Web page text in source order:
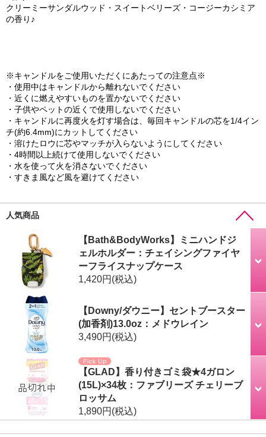
クリーミーサンダルウッド・スイートベリーズ・コージーカシミア
の香り♪
※キャンドルをご使用いただくにあたっての注意点※
・使用中はキャンドルから離れないでください
・近くに燃えやすいものを置かないでください
・子供やペットの近くで使用しないでください
・キャンドルに再度火を灯す場合は、毎回キャンドルの芯を1/4イン
チ(約6.4mm)にカットしてください
・溶けたロウに芯やマッチが入らないようにしてください
・4時間以上続けて使用しないでください
・水を使って火を消さないでください
・すきま風など風を避けてください
人気商品
【Bath&BodyWorks】ミニハンドジ
ェルホルダー：チェイシングファイヤ
ーフライスナップケース
1,420円(税込)
【Downy/ダウニー】セントブースター
(加香剤)13.0oz：メドウレイン
3,490円(税込)
【GLAD】香り付きゴミ袋★4ガロン
(15L)×34枚：ファブリーズ チェリーブ
ロッサム
1,890円(税込)